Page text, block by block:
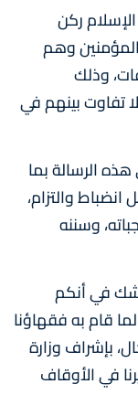
ركن
وهم
وذلك
تفاوت بينهم في
الرسالة بما
والتزام،
وسننه
في أنكم
قام به فقهاؤنا
بإشراف وزارة
في الأوقاف